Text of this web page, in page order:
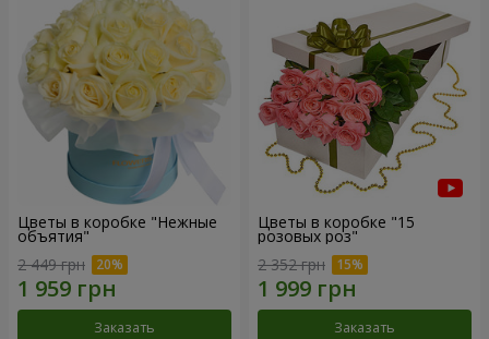
Цветы в коробке "Нежные
объятия"
2 449 грн
Заказать
Цветы в коробке "15
розовых роз"
2 352 грн
Заказать